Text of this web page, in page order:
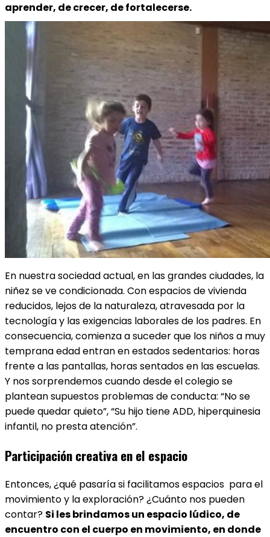
aprender, de crecer, de fortalecerse.
En nuestra sociedad actual, en las grandes ciudades, la
niñez se ve condicionada. Con espacios de vivienda
reducidos, lejos de la naturaleza, atravesada por la
tecnología y las exigencias laborales de los padres. En
consecuencia, comienza a suceder que los niños a muy
temprana edad entran en estados sedentarios: horas
frente a las pantallas, horas sentados en las escuelas.
Y nos sorprendemos cuando desde el colegio se
plantean supuestos problemas de conducta: “No se
puede quedar quieto”, “Su hijo tiene ADD, hiperquinesia
infantil, no presta atención”.
Participación creativa en el espacio
Entonces, ¿qué pasaría si facilitamos espacios para el
movimiento y la exploración? ¿Cuánto nos pueden
contar? Si les brindamos un espacio lúdico, de
encuentro con el cuerpo en movimiento, en donde